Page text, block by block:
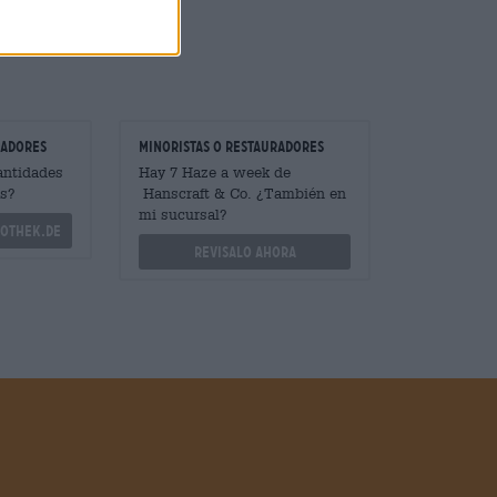
minoristas o restauradores
Hay 7 Haze a week de
Hanscraft & Co. ¿También en
mi sucursal?
Revisalo ahora